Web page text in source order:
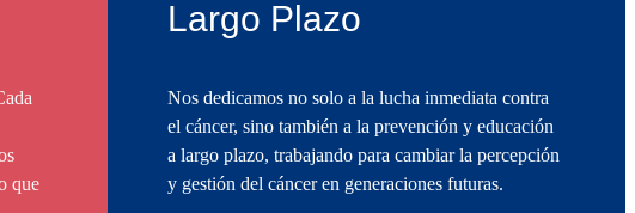
que
Largo Plazo
Nos dedicamos no solo a la lucha inmediata contra
el cáncer, sino también a la prevención y educación
a largo plazo, trabajando para cambiar la percepción
y gestión del cáncer en generaciones futuras.